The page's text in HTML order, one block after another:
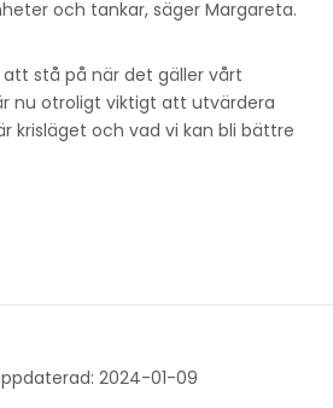
och tankar, säger Margareta.
att stå på när det gäller vårt
nu otroligt viktigt att utvärdera
krisläget och vad vi kan bli bättre
2024-01-09